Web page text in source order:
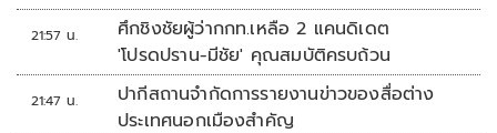
ที่มัลดาลิกา
21:57 น.
ศึกชิงชัยผู้ว่ากกท.เหลือ 2 แคนดิเดต
'โปรดปราน-มีชัย' คุณสมบัติครบถ้วน
21:47 น.
ปากีสถานจำกัดการรายงานข่าวของสื่อต่าง
ประเทศนอกเมืองสำคัญ